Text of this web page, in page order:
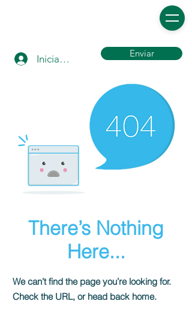
Iniciar sesión Enviar
There’s Nothing
Here...
We can’t find the page you’re looking for.
Check the URL, or head back home.